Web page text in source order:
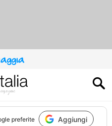
QUESTO
SITO
CONTRIBUISCE
ALL’AUDIENCE
DI
preferite Aggiungi